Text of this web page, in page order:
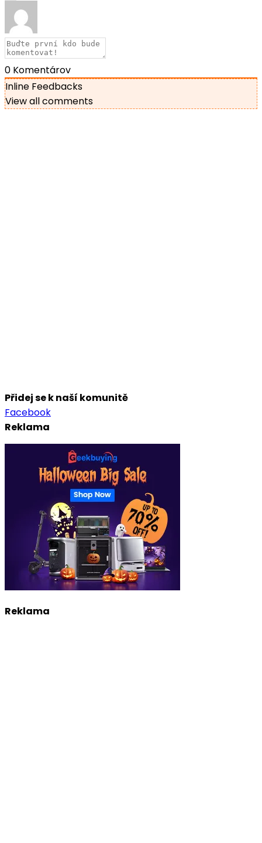
0 Komentárov
Inline Feedbacks
View all comments
Přidej se k naší komunitě
Facebook
Reklama
Reklama